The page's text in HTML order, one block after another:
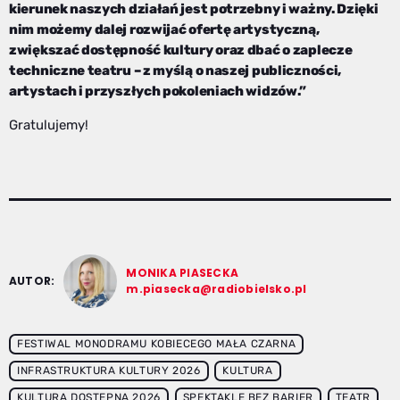
kierunek naszych działań jest potrzebny i ważny. Dzięki
nim możemy dalej rozwijać ofertę artystyczną,
zwiększać dostępność kultury oraz dbać o zaplecze
techniczne teatru – z myślą o naszej publiczności,
artystach i przyszłych pokoleniach widzów.”
Gratulujemy!
AUTOR:
MONIKA PIASECKA
m.piasecka@radiobielsko.pl
FESTIWAL MONODRAMU KOBIECEGO MAŁA CZARNA
INFRASTRUKTURA KULTURY 2026 KULTURA